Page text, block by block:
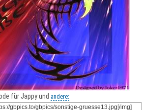
für Jappy und andere: